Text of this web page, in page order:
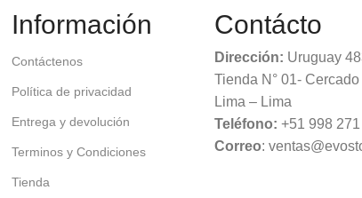
Información
Contáctenos
Política de privacidad
Entrega y devolución
Terminos y Condiciones
Tienda
Contácto
Dirección: Uruguay
Tienda N° 01- Cercado
Lima – Lima
Teléfono: +51 998
Correo: